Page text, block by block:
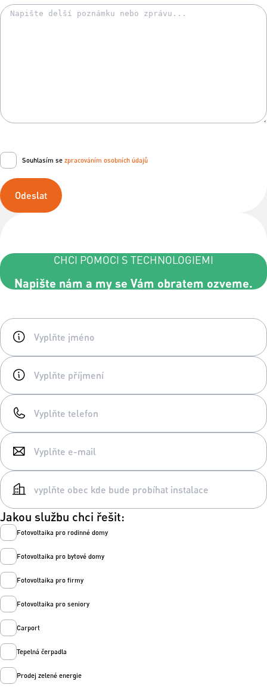
Souhlasím se zpracováním osobních údajů
Odeslat
CHCI POMOCI S TECHNOLOGIEMI
Napište nám a my se Vám obratem ozveme.
Jakou službu chci řešit:
Fotovoltaika pro rodinné domy
Fotovoltaika pro bytové domy
Fotovoltaika pro firmy
Fotovoltaika pro seniory
Carport
Tepelná čerpadla
Prodej zelené energie